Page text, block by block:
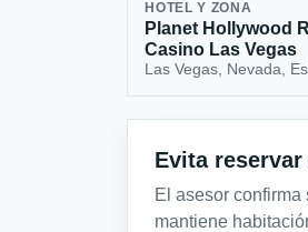
HOTEL Y ZONA
Planet Hollywood
Casino Las Vegas
Las Vegas, Nevada,
Evita
El asesor
mantiene